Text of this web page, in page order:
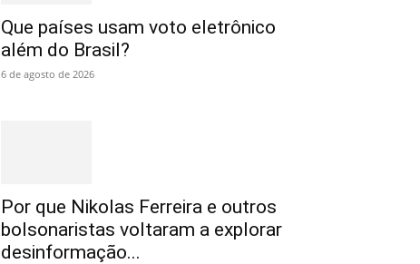
Que países usam voto eletrônico
além do Brasil?
6 de agosto de 2026
Por que Nikolas Ferreira e outros
bolsonaristas voltaram a explorar
desinformação...